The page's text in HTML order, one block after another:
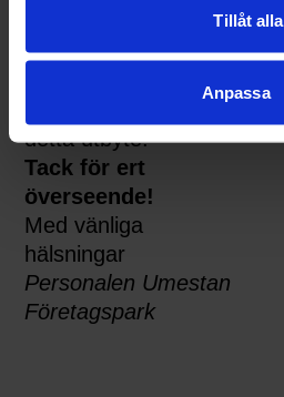
Tillåt alla
Anpassa
större omfattning och
tackar för ert tålamod
detta utbyte.
Tack för ert
överseende!
Med vänliga
hälsningar
Personalen Umestan
Företagspark